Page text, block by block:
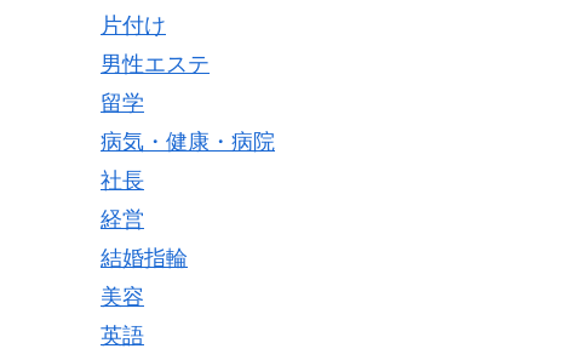
片付け
男性エステ
留学
病気・健康・病院
社長
経営
結婚指輪
美容
英語